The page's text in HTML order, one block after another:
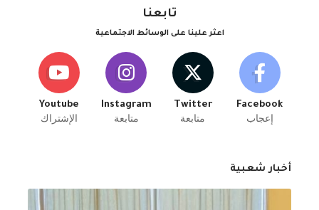
تابعنا
اعثر علينا على الوسائط الاجتماعية
Facebook
إعجاب
Twitter
متابعة
Instagram
متابعة
Youtube
الإشتراك
أخبار شعبية